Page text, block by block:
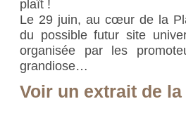
plaît !
Le 29 juin, au cœur de la
du possible futur site
organisée par les
grandiose…
Voir un extrait de